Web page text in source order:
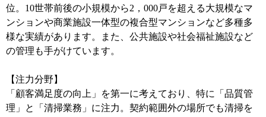
位。10世帯前後の小規模から2，000戸を超える大規模なマ
ンションや商業施設一体型の複合型マンションなど多種多
様な実績があります。また、公共施設や社会福祉施設など
の管理も手がけています。
【注力分野】
「顧客満足度の向上」を第一に考えており、特に「品質管
理」と「清掃業務」に注力。契約範囲外の場所でも清掃を